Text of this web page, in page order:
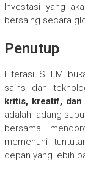
Investasi yang
bersaing secara
Penutup
Literasi STEM
sains dan
kritis, kreatif,
adalah ladang
bersama
memenuhi
depan yang lebih